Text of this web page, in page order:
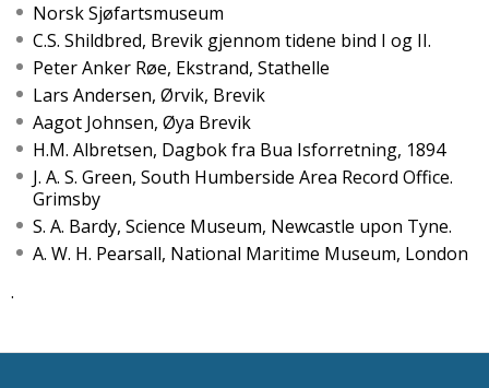
Norsk Sjøfartsmuseum
C.S. Shildbred, Brevik gjennom tidene bind I og II.
Peter Anker Røe, Ekstrand, Stathelle
Lars Andersen, Ørvik, Brevik
Aagot Johnsen, Øya Brevik
H.M. Albretsen, Dagbok fra Bua Isforretning, 1894
J. A. S. Green, South Humberside Area Record Office.
Grimsby
S. A. Bardy, Science Museum, Newcastle upon Tyne.
A. W. H. Pearsall, National Maritime Museum, London
.